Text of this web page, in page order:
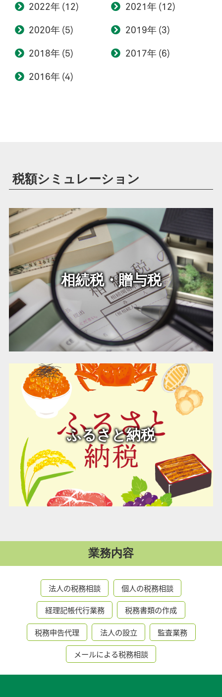
2022 (12) 2021 (12)
2020 (5) 2019 (3)
2018 (5) 2017 (6)
2016 (4)
税額シミュレーション
相続税・贈与税
ふるさと納税
業務内容
法人の税務相談 個人の税務相談
経理記帳代行業務 税務書類の作成
税務申告代理 法人の設立 監査業務
メールによる税務相談